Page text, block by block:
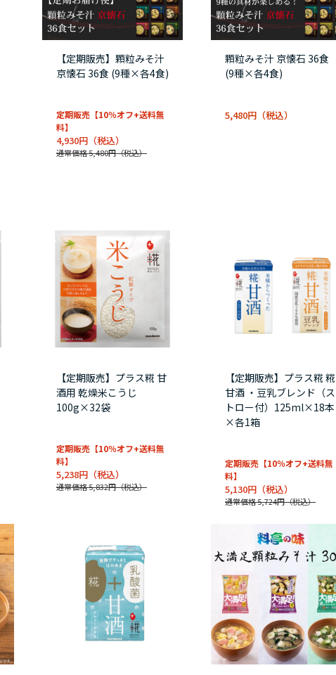
【定期販売】顆粒みそ汁
京懐石 36食 (9種×各4食)
定期販売【10％オフ+送料無
料】
4,930円
通常価格 5,480円
顆粒みそ汁 京懐石 36食
(9種×各4食)
5,480円
【定期販売】プラス糀 甘
酒用 乾燥米こうじ
100g×32袋
定期販売【10％オフ+送料無
料】
5,238円
通常価格 5,832円
【定期販売】プラス糀 糀
甘酒 ・豆乳ブレンド（ス
トロー付）125ml×18本
×各1箱
定期販売【10％オフ+送料無
料】
5,130円
通常価格 5,724円